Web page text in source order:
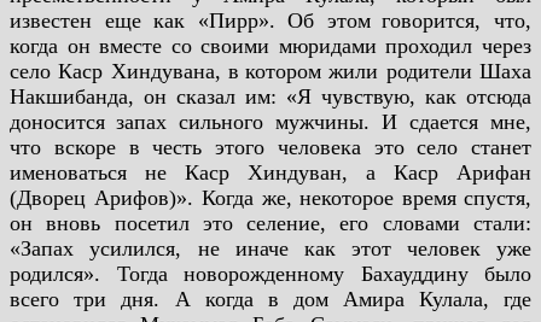
известен еще как «Пирр». Об этом говорится, что,
когда он вместе со своими мюридами проходил через
село Каср Хиндувана, в котором жили родители Шаха
Накшибанда, он сказал им: «Я чувствую, как отсюда
доносится запах сильного мужчины. И сдается мне,
что вскоре в честь этого человека это село станет
именоваться не Каср Хиндуван, а Каср Арифан
(Дворец Арифов)». Когда же, некоторое время спустя,
он вновь посетил это селение, его словами стали:
«Запах усилился, не иначе как этот
человек уже
родился». Тогда новорожденному Бахауддину было
всего три дня. А когда в дом Амира Кулала, где